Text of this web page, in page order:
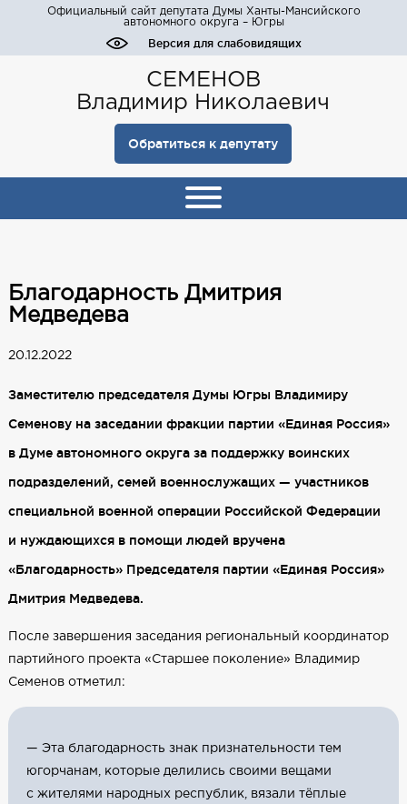
Официальный сайт депутата Думы Ханты-Мансийского
автономного округа – Югры
Версия для слабовидящих
СЕМЕНОВ
Владимир Николаевич
Обратиться к депутату
Благодарность Дмитрия
Медведева
20.12.2022
Заместителю председателя Думы Югры Владимиру
Семенову на заседании фракции партии «Единая Россия»
в Думе автономного округа за поддержку воинских
подразделений, семей военнослужащих — участников
специальной военной операции Российской Федерации
и нуждающихся в помощи людей вручена
«Благодарность» Председателя партии «Единая Россия»
Дмитрия Медведева.
После завершения заседания региональный координатор
партийного проекта «Старшее поколение» Владимир
Семенов отметил:
— Эта благодарность знак признательности тем
югорчанам, которые делились своими вещами
с жителями народных республик, вязали тёплые